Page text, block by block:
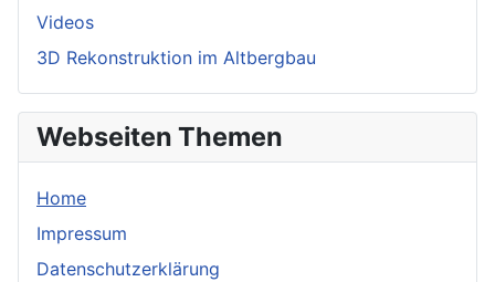
Videos
3D Rekonstruktion im Altbergbau
Webseiten Themen
Home
Impressum
Datenschutzerklärung